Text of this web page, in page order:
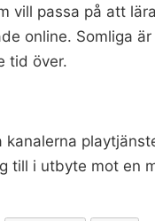
vill passa på att
online. Somliga
tid över.
kanalerna
till i utbyte mot en